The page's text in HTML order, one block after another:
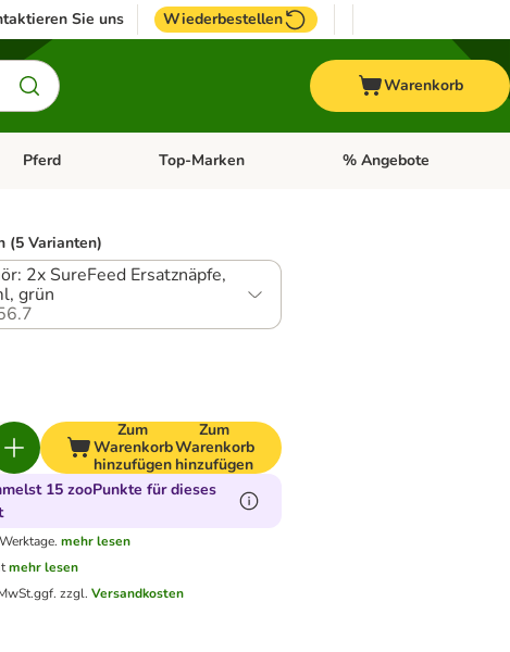
Sie uns Wiederbestellen
Warenkorb
Fisch
Kategorie-Menü öffnen: Vogel
Pferd Kategorie-Menü öffnen: Pferd
Top-Marken Kategorie-Menü öffnen:
% Angebote
(5 Varianten)
2x SureFeed Ersatznäpfe,
grün
Zum
Warenkorb
hinzufügen
Zum
Warenkorb
hinzufügen
15 zooPunkte für dieses
mehr lesen
mehr lesen
ggf. zzgl. Versandkosten